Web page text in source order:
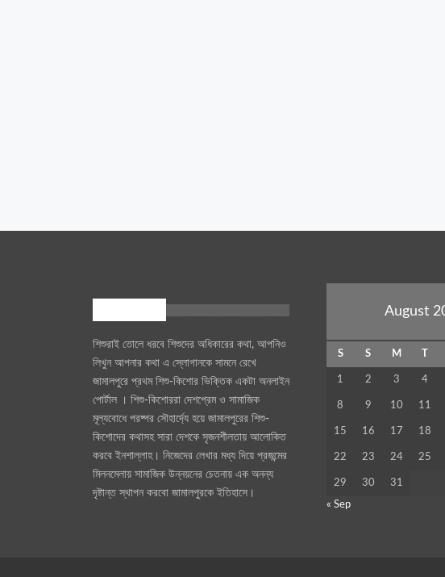
শিশুরাই তোলে ধরবে শিশুদের অধিকারের কথা, আপনিও
লিখুন আপনার কথা এ স্লোগানকে সামনে রেখে
জামালপুরে প্রথম শিশু-কিশোর ভিক্তিক একটা অনলাইন
পোর্টাল । শিশু-কিশোররা দেশপ্রেম ও সামাজিক
মূল্যবোধে পরষ্পর সৌহার্দ্যে হয়ে জামালপুরের শিশু-
কিশোদের কথাসহ সারা দেশকে সৃজনশীলতায় আলোকিত
করবে ইনশাল্লাহ। নিজেদের লেখার মধ্য দিয়ে প্রজন্মের
মিলনমেলায় সামাজিক উন্নয়নের চেতনায় এক অনন্য
দৃষ্টান্ত স্থাপন করবো জামালপুরকে ইতিহাসে।
August
S S M
1 2 3 4
8 9 10 11
15 16 17 18
22 23 24 25
29 30 31
« Sep